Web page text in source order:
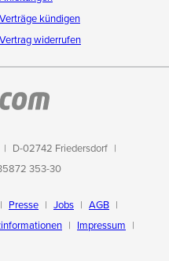
Verträge kündigen
Vertrag widerrufen
D-02742 Friedersdorf
353-30
Presse Jobs
AGB
Impressum